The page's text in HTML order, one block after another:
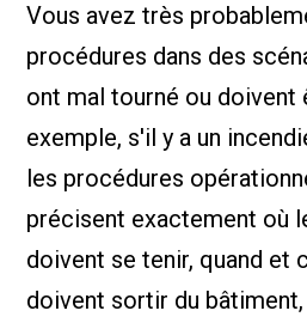
Vous avez très
procédures dans des
ont mal tourné ou doivent
exemple, s'il y a un
les procédures
précisent exactement où
doivent se tenir, quand et
doivent sortir du